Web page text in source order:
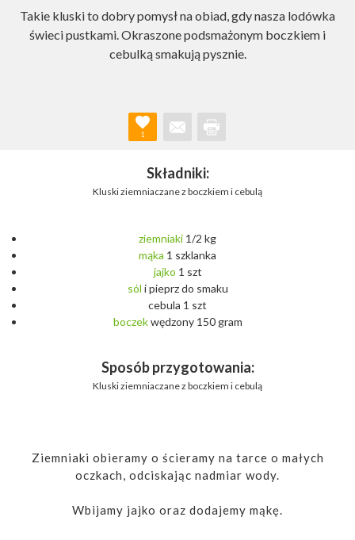
Takie kluski to dobry pomysł na obiad, gdy nasza lodówka
świeci pustkami. Okraszone podsmażonym boczkiem i
cebulką smakują pysznie.
1
Składniki:
Kluski ziemniaczane z boczkiem i cebulą
ziemniaki 1/2 kg
mąka 1 szklanka
jajko 1 szt
sól i pieprz do smaku
cebula 1 szt
boczekwędzony 150 gram
Sposób przygotowania:
Kluski ziemniaczane z boczkiem i cebulą
Ziemniaki obieramy o ścieramy na tarce o małych
oczkach, odciskając nadmiar wody.
Wbijamy jajko oraz dodajemy mąkę.